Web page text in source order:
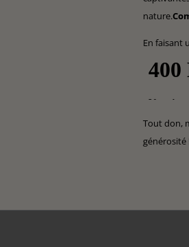
nature.
En faisant
Tout don,
générosité